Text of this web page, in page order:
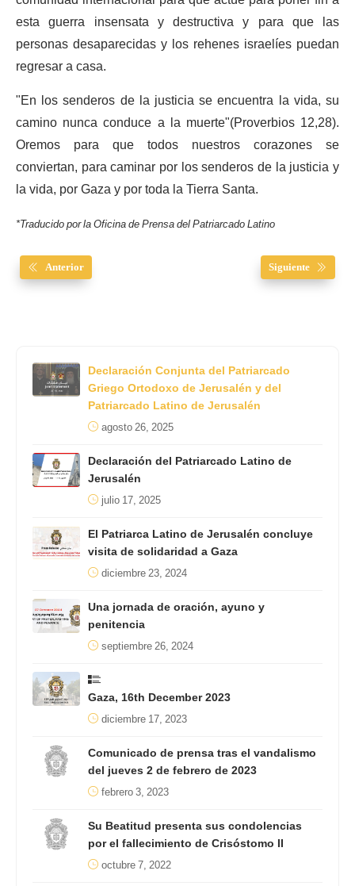
esta guerra insensata y destructiva y para que las
personas desaparecidas y los rehenes israelíes puedan
regresar a casa.
"En los senderos de la justicia se encuentra la vida, su
camino nunca conduce a la muerte"(Proverbios 12,28).
Oremos para que todos nuestros corazones se
conviertan, para caminar por los senderos de la justicia y
la vida, por Gaza y por toda la Tierra Santa.
*Traducido por la Oficina de Prensa del Patriarcado Latino
Anterior Siguiente
Declaración Conjunta del Patriarcado
Griego Ortodoxo de Jerusalén y del
Patriarcado Latino de Jerusalén
agosto 26, 2025
Declaración del Patriarcado Latino de
Jerusalén
julio 17, 2025
El Patriarca Latino de Jerusalén concluye
visita de solidaridad a Gaza
diciembre 23, 2024
Una jornada de oración, ayuno y
penitencia
septiembre 26, 2024
Gaza, 16th December 2023
diciembre 17, 2023
Comunicado de prensa tras el vandalismo
del jueves 2 de febrero de 2023
febrero 3, 2023
Su Beatitud presenta sus condolencias
por el fallecimiento de Crisóstomo II
octubre 7, 2022